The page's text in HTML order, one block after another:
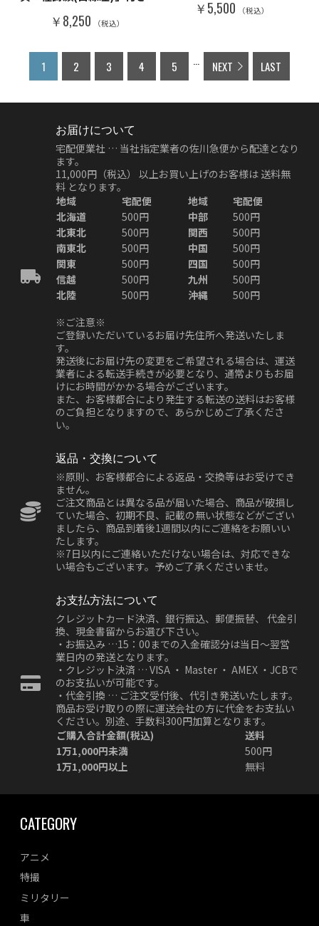
￥8,250 （税込）
￥5,500 （税込）
1 2 3 4 5 ... NEXT LAST
お届けについて
宅配便業社 … 当社指定業者の佐川急便から配達となり
ます。
11,000円（税込）
以上お買い上げのお客様は 送料無
料 となります。
地域
宅配便 地域
宅配便
北海道
500円 中部
500円
北東北
500円 関西
500円
南東北
500円 中国
500円
関東
500円 四国
500円
信越
500円 九州
500円
北陸
500円 沖縄
500円
※ご注意※
ご登録いただいているお届け先住所へ発送いたしま
す。
発送後にお届け先の変更をご希望される場合は、運送
業者による転送手続きが必要となり、通常よりもお届
けにお時間がかかる場合がございます。
また、お客様都合により発生する転送の送料はお客様
のご負担となりますので、あらかじめご了承くださ
い。
返品・交換について
※原則、お客様都合による返品・交換等はお受けでき
ません。
ご注文商品とは異なる品が届いた場合、商品が破損し
ていた場合、初期不良、記載の無い状態などがござい
ましたら、商品到着後1週間以内にご連絡をお願いい
たします。
※7日以内にご連絡いただけない場合は、対応できな
い場合もございます。予めご了承くださいませ。
お支払方法について
クレジットカード決済、銀行振込、郵便振替、 代金引
換、現金書留からお選び下さい。
・お振込み …15：00までの入金確認分は当日～翌営
業日内の発送となります。
・クレジット決済 … VISA ・ Master ・ AMEX ・JCBで
のお支払いが可能です。
・代金引換 … ご注文受付後、代引き発送いたします。
商品お受け取りの際に運送会社の方に代金をお支払い
ください。別途、手数料300円加算となります。
ご購入合計金額(税込)
送料
1万1,000円未満
500円
1万1,000円以上
無料
CATEGORY
アニメ
特撮
ミリタリー
車